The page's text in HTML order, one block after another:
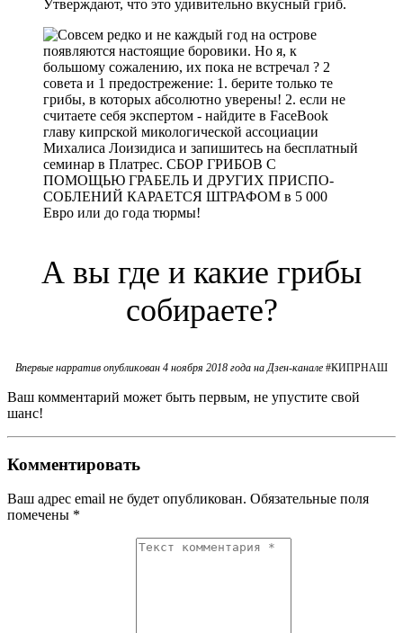
А вы где и какие грибы
собираете?
Впервые нарратив опубликован 4 ноября 2018 года на Дзен-канале #КИПРНАШ
Ваш комментарий может быть первым, не упустите свой
шанс!
Комментировать
Ваш адрес email не будет опубликован. Обязательные поля
помечены *